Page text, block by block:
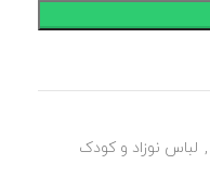
, لباس نوزاد و کودک